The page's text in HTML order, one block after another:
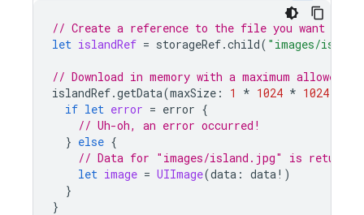
// Create a reference to the file you want to
let islandRef = storageRef.child( "images/
// Download in memory with a maximum allowed
islandRef.getData(maxSize : 1 * 1024 * 1024
if let error = error {
// Uh-oh, an error occurred!
} else {
// Data for "images/island.jpg" is returned
let image = UIImage(data : data!)
}
}